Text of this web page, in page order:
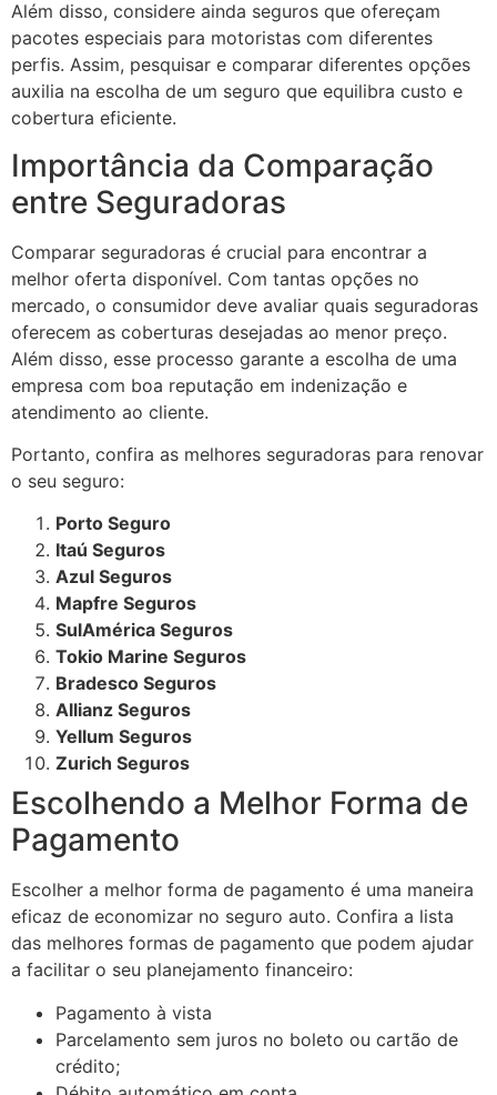
Além disso, considere ainda seguros que ofereçam
pacotes especiais para motoristas com diferentes
perfis. Assim, pesquisar e comparar diferentes opções
auxilia na escolha de um seguro que equilibra custo e
cobertura eficiente.
Importância da Comparação
entre Seguradoras
Comparar seguradoras é crucial para encontrar a
melhor oferta disponível. Com tantas opções no
mercado, o consumidor deve avaliar quais seguradoras
oferecem as coberturas desejadas ao menor preço.
Além disso, esse processo garante a escolha de uma
empresa com boa reputação em indenização e
atendimento ao cliente.
Portanto, confira as melhores seguradoras para renovar
o seu seguro:
Porto Seguro
Itaú Seguros
Azul Seguros
Mapfre Seguros
SulAmérica Seguros
Tokio Marine Seguros
Bradesco Seguros
Allianz Seguros
Yellum Seguros
Zurich Seguros
Escolhendo a Melhor Forma de
Pagamento
Escolher a melhor forma de pagamento é uma maneira
eficaz de economizar no seguro auto. Confira a lista
das melhores formas de pagamento que podem ajudar
a facilitar o seu planejamento financeiro:
Pagamento à vista
Parcelamento sem juros no boleto ou cartão de
crédito;